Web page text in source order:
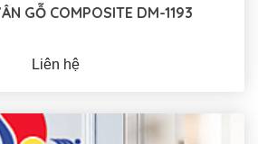
GỖ COMPOSITE DM-1193
Liên hệ